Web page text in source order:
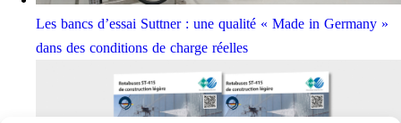
Les bancs d’essai Suttner : une qualité « Made in Germany »
dans des conditions de charge réelles